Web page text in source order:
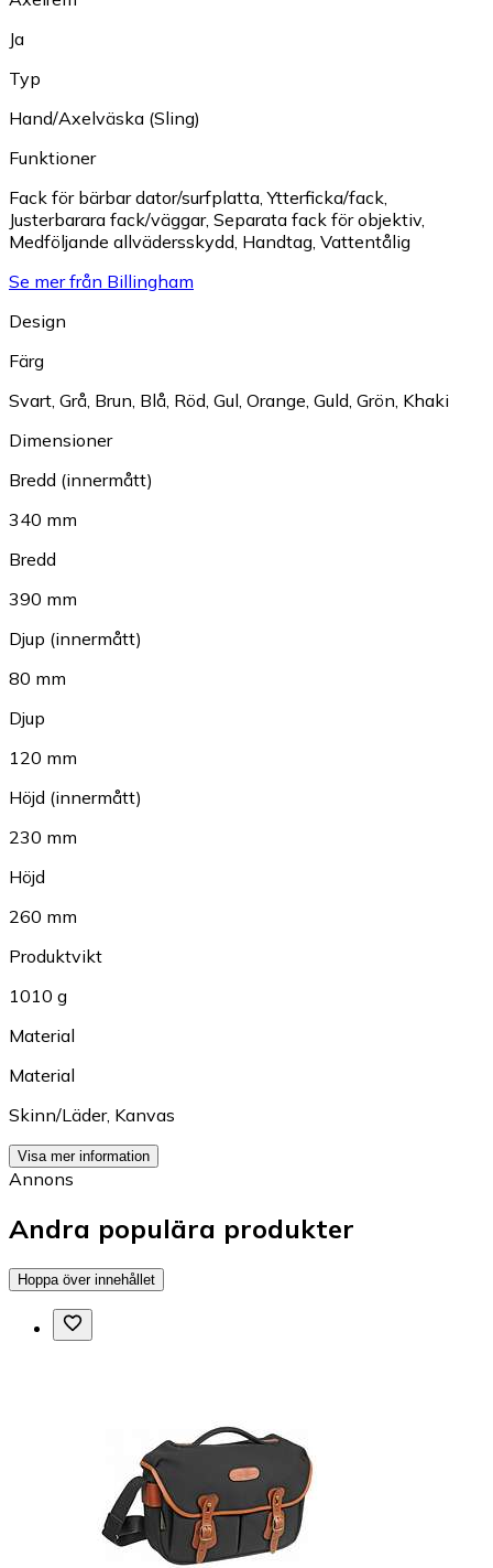
Ja
Typ
Hand/Axelväska (Sling)
Funktioner
Fack för bärbar dator/surfplatta,Ytterficka/fack,
Justerbarara fack/väggar, Separata fack för objektiv,
Medföljande allvädersskydd, Handtag, Vattentålig
Se mer från Billingham
Design
Färg
Svart, Grå, Brun, Blå, Röd, Gul, Orange, Guld, Grön, Khaki
Dimensioner
Bredd (innermått)
340 mm
Bredd
390 mm
Djup (innermått)
80 mm
Djup
120 mm
Höjd (innermått)
230 mm
Höjd
260 mm
Produktvikt
1010 g
Material
Material
Skinn/Läder, Kanvas
Visa mer information
Annons
Andra populära produkter
Hoppa över innehållet